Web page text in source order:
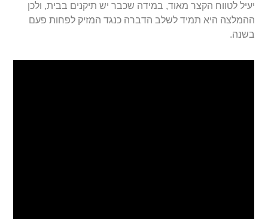
יעיל לטווח הקצר מאוד, במידה שכבר יש תיקנים בבית, ולכן
ההמלצה היא תמיד לשלב הדברה כנגד המזיק לפחות פעם
בשנה.